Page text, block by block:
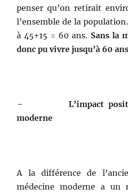
penser qu’on retirait
l’ensemble de la
à 45+15 = 60 ans. Sans la
donc pu vivre jusqu’à 60
– L’impact
moderne
A la différence de
médecine moderne a un